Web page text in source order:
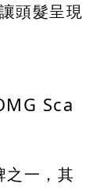
頭髮呈現
G Sca
之一，其